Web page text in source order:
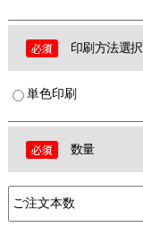
印刷方法選択
単色印刷
数量